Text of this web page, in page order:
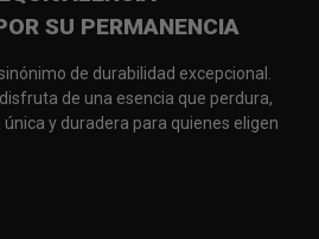
SU PERMANENCIA
de durabilidad excepcional.
de una esencia que perdura,
y duradera para quienes eligen